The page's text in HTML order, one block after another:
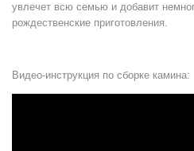
увлечет всю семью и добавит
рождественские приготовления.
Видео-инструкция по сборке камина: